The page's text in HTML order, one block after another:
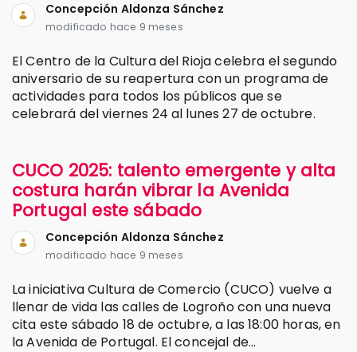
Concepción Aldonza Sánchez
modificado hace 9 meses
El Centro de la Cultura del Rioja celebra el segundo
aniversario de su reapertura con un programa de
actividades para todos los públicos que se
celebrará del viernes 24 al lunes 27 de octubre.
CUCO 2025: talento emergente y alta
costura harán vibrar la Avenida
Portugal este sábado
Concepción Aldonza Sánchez
modificado hace 9 meses
La iniciativa Cultura de Comercio (CUCO) vuelve a
llenar de vida las calles de Logroño con una nueva
cita este sábado 18 de octubre, a las 18:00 horas, en
la Avenida de Portugal. El concejal de...